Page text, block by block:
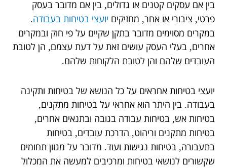
בין אם עסקים קטנים או גדולים, בין אם מדובר בעסק
פרטי, ציבורי או אחר, מחזיקים יועצי בטיחות בעבודה.
במקרים מסוימים מדובר בתקן שקיים על פי חוק ובמקרים
אחרים, בעלי העסק עושים זאת על דעת עצמם, הן לטובת
העובדים שלהם והן לטובת הלקוחות שלהם.
יועצי בטיחות אחראים על כל הנושא של בטיחות ותקינה
בעבודה. בין היתר הוא אחראי על בטיחות מתקנים,
בטיחות אש, בטיחות עבודה בגובה ובתנאים אחרים,
בטיחות מתקנים וריהוט, הדרכת עובדים, בטיחות
בתעבורה, בטיחות נגישות ועוד. מדובר על מגוון תחומים
שקשורים לנושאי בטיחות ומרכיבים למעשה את המכלול